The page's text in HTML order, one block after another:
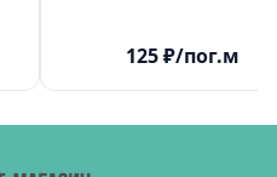
125₽/пог.м